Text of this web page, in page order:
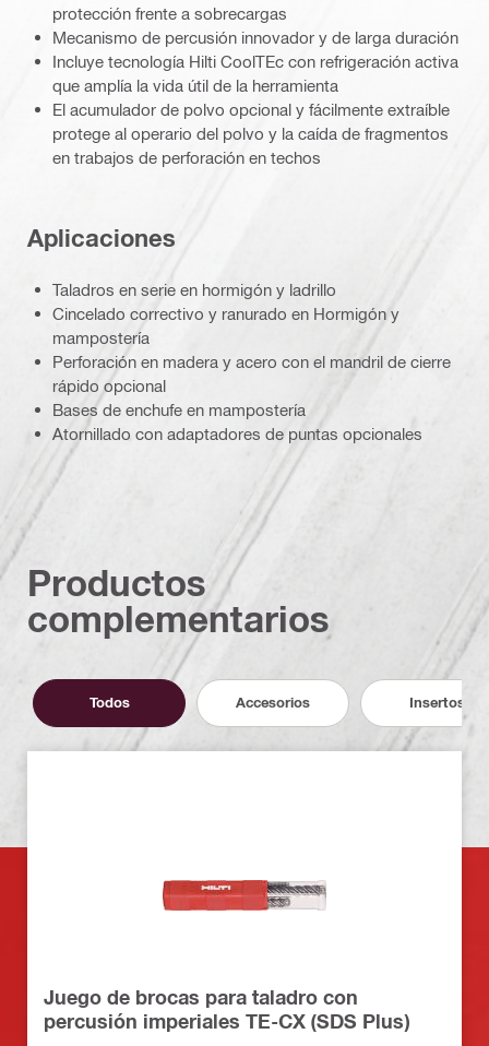
protección frente a sobrecargas
Mecanismo de percusión innovador y de larga duración
Incluye tecnología Hilti CoolTEc con refrigeración activa
que amplía la vida útil de la herramienta
El acumulador de polvo opcional y fácilmente extraíble
protege al operario del polvo y la caída de fragmentos
en trabajos de perforación en techos
Aplicaciones
Taladros en serie en hormigón y ladrillo
Cincelado correctivo y ranurado en Hormigón y
mampostería
Perforación en madera y acero con el mandril de cierre
rápido opcional
Bases de enchufe en mampostería
Atornillado con adaptadores de puntas opcionales
Productos
complementarios
Todos Accesorios Insertos
Juego de brocas para taladro con
percusión imperiales TE-CX (SDS Plus)